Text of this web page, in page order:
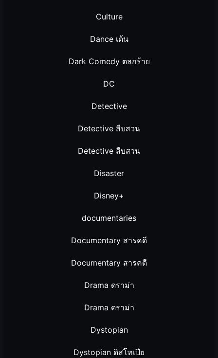
Culture
Dance เต้น
Dark Comedy ตลกร้าย
DC
Detective
Detective สืบสวน
Detective สืบสวน
Disaster
Disney+
documentaries
Documentary สารคดี
Documentary สารคดี
Drama ดราม่า
Drama ดราม่า
Dystopian
Dystopian ดิสโทเปีย